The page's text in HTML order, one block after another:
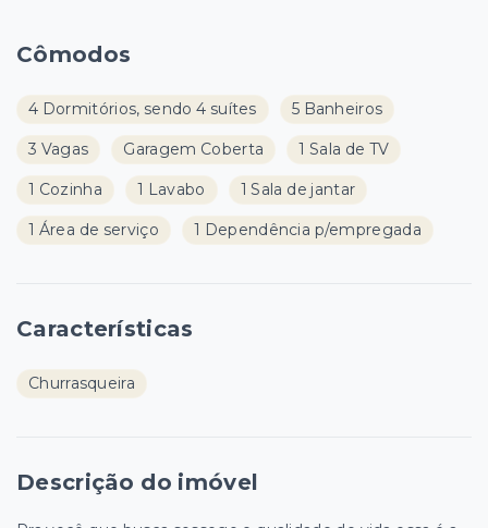
Cômodos
4 Dormitórios, sendo 4 suítes 5 Banheiros
3 Vagas Garagem Coberta 1 Sala de TV
1 Cozinha 1 Lavabo 1 Sala de jantar
1 Área de serviço 1 Dependência p/empregada
Características
Churrasqueira
Descrição do imóvel